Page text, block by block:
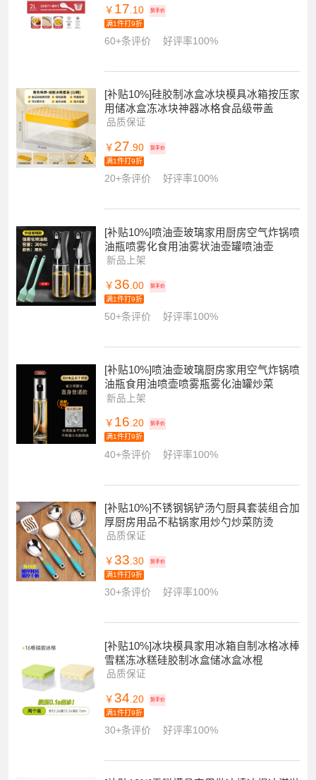
￥ 17 .10 到手价
满1件打9折
60+条评价 好评率100%
[补贴10%]硅胶制冰盒冰块模具冰箱按压家
用储冰盒冻冰块神器冰格食品级带盖
品质保证
￥ 27.90 到手价
满1件打9折
20+条评价 好评率100%
[补贴10%]喷油壶玻璃家用厨房空气炸锅喷
油瓶喷雾化食用油雾状油壶罐喷油壶
新品上架
￥ 36 .00 到手价
满1件打9折
50+条评价 好评率100%
[补贴10%]喷油壶玻璃厨房家用空气炸锅喷
油瓶食用油喷壶喷雾瓶雾化油罐炒菜
新品上架
￥ 16.20 到手价
满1件打9折
40+条评价 好评率100%
[补贴10%]不锈钢锅铲汤勺厨具套装组合加
厚厨房用品不粘锅家用炒勺炒菜防烫
品质保证
￥ 33.30 到手价
满1件打9折
30+条评价 好评率100%
[补贴10%]冰块模具家用冰箱自制冰格冰棒
雪糕冻冰糕硅胶制冰盒储冰盒冰棍
品质保证
￥ 34 .20 到手价
满1件打9折
30+条评价 好评率100%